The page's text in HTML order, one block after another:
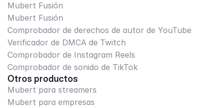
Mubert Fusión
Mubert Fusión
Comprobador de derechos de autor de YouTube
Verificador de DMCA de Twitch
Comprobador de Instagram Reels
Comprobador de sonido de TikTok
Otros productos
Mubert para streamers
Mubert para empresas